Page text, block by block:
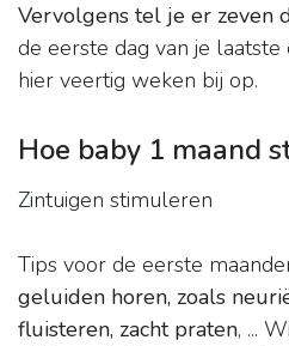
Vervolgens tel je er zeven
de eerste dag van je
hier veertig weken bij op.
Hoe baby 1 maand
Zintuigen stimuleren
Tips voor de eerste
geluiden horen, zoals
fluisteren, zacht praten, ...